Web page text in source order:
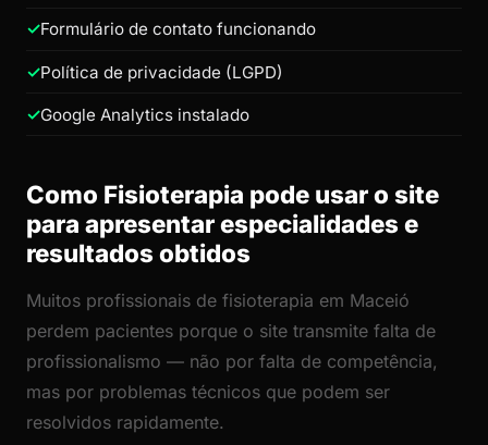
Formulário de contato funcionando
Política de privacidade (LGPD)
Google Analytics instalado
Como Fisioterapia pode usar o site
para apresentar especialidades e
resultados obtidos
Muitos profissionais de fisioterapia em Maceió
perdem pacientes porque o site transmite falta de
profissionalismo — não por falta de competência,
mas por problemas técnicos que podem ser
resolvidos rapidamente.